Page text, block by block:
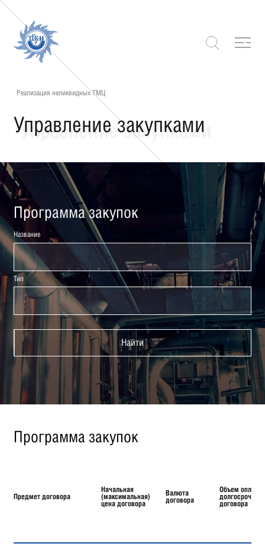
Реализация неликвидных ТМЦ
Управление закупками
Программа закупок
Название
Тип
Найти
Программа закупок
Предмет договора
Начальная
(максимальная)
цена договора
Валюта
договора
Объем оплаты
долгосрочного
договора